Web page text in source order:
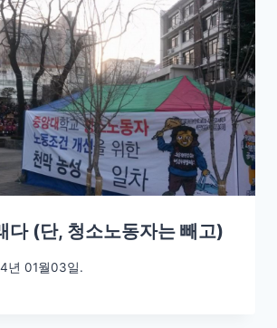
다 (단, 청소노동자는 빼고)
년 01월03일.